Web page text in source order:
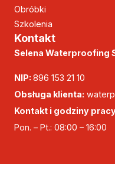
Obróbki
Szkolenia
Kontakt
Selena Waterproofing
NIP: 896 153 21 10
Obsługa klienta:
Kontakt i godziny
Pon. – Pt.: 08:00 – 16:00